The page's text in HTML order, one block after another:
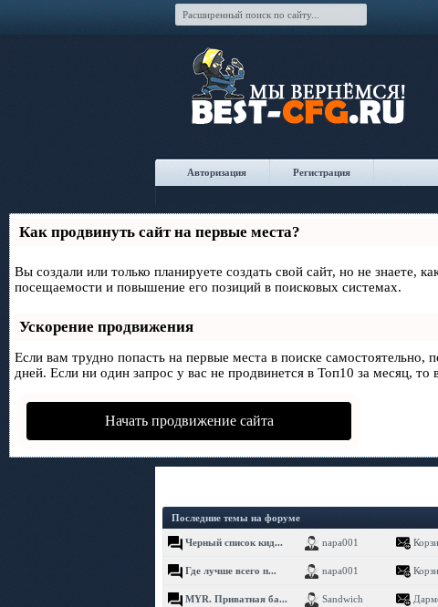
Авторизация Регистрация
Как продвинуть сайт на первые места?
Вы создали или только планируете создать свой сайт, но не знаете,
посещаемости и повышение его позиций в поисковых системах.
Ускорение продвижения
Если вам трудно попасть на первые места в поиске самостоятельно,
дней. Если ни один запрос у вас не продвинется в Топ10 за месяц, то
Начать продвижение сайта
Последние темы на форуме
Черный список кид... napa001
Где лучше всего п... napa001
MYR. Приватная ба... Sandwich